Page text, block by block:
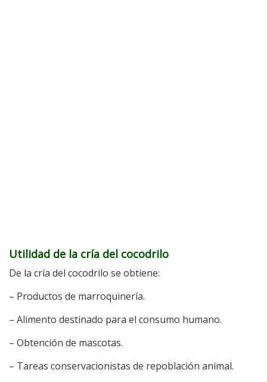
Utilidad de la cría del cocodrilo
De la cría del cocodrilo se obtiene:
– Productos de marroquinería.
– Alimento destinado para el consumo humano.
– Obtención de mascotas.
– Tareas conservacionistas de repoblación animal.